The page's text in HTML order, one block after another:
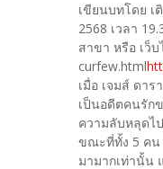
เขียนบทโดย เ
2568 เวลา
สาขา หรือ เว็
curfew.html
เมื่อ เจมส์ ดา
เป็นอดีตคนรัก
ความลับหลุดไ
ขณะที่ทั้ง 5 คน
มามากเท่านั้น